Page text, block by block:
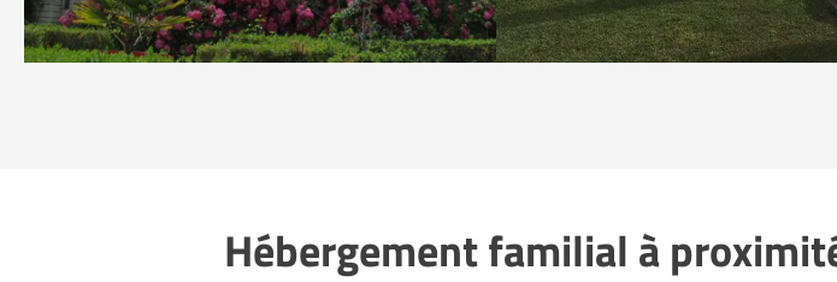
Hébergement familial à